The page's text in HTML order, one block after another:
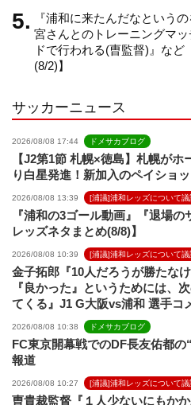
『浦和に来たんだなという
宮さんとのトレーニングマ
ドで行われる(曺監督)』な
(8/2)】
サッカーニュース
2026/08/08 17:44 ドメサカブログ
【J2第1節 札幌×徳島】札幌が
り白星発進！新加入のペイショ
2026/08/08 13:39 [浦議]浦和レッズについて議
『浦和の3ゴール動画』『退場
レッズネタまとめ(8/8)】
2026/08/08 10:39 [浦議]浦和レッズについて議
金子拓郎『10人だろうが勝たな
『良かった』というためには、
てくる』J1 G大阪vs浦和 選手コ
2026/08/08 10:38 ドメサカブログ
FC東京開幕戦でのDF長友佑都
報道
2026/08/08 10:27 [浦議]浦和レッズについて議
曺貴裁監督『１人少ないにもか